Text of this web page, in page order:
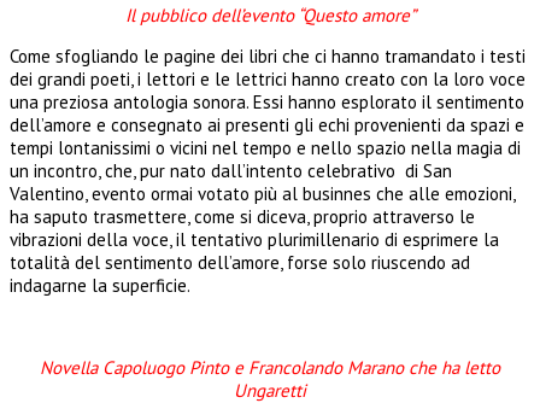
Il pubblico dell’evento “Questo amore”
Come sfogliando le pagine dei libri che ci hanno tramandato i testi
dei grandi poeti, i lettori e le lettrici hanno creato con la loro voce
una preziosa antologia sonora. Essi hanno esplorato il sentimento
dell’amore e consegnato ai presenti gli echi provenienti da spazi e
tempi lontanissimi o vicini nel tempo e nello spazio nella magia di
un incontro, che, pur nato dall’intento celebrativo di San
Valentino, evento ormai votato più al businnes che alle emozioni,
ha saputo trasmettere, come si diceva, proprio attraverso le
vibrazioni della voce, il tentativo plurimillenario di esprimere la
totalità del sentimento dell’amore, forse solo riuscendo ad
indagarne la superficie.
Novella Capoluogo Pinto e Francolando Marano che ha letto
Ungaretti